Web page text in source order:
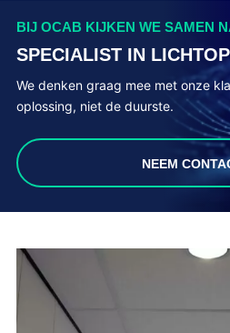
BIJ OCAB KIJKEN WE SAMEN
SPECIALIST IN
We denken graag mee met onze
oplossing, niet de duurste.
NEEM